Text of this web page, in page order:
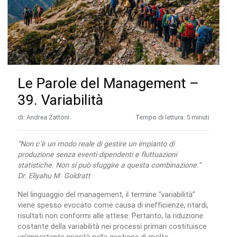
Le Parole del Management –
39. Variabilità
di: Andrea Zattoni Tempo di lettura: 5 minuti
“Non c'è un modo reale di gestire un impianto di
produzione senza eventi dipendenti e fluttuazioni
statistiche. Non si può sfuggire a questa combinazione.”
Dr. Eliyahu M. Goldratt
Nel linguaggio del management, il termine “variabilità”
viene spesso evocato come causa di inefficienze, ritardi,
risultati non conformi alle attese. Pertanto, la riduzione
costante della variabilità nei processi primari costituisce